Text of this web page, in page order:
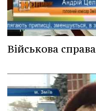
Військова справа